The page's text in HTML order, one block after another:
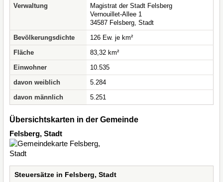
Verwaltung
Magistrat der Stadt Felsberg
Vernouillet-Allee 1
34587 Felsberg, Stadt
Bevölkerungsdichte
126 Ew. je km²
Fläche
83,32 km²
Einwohner
10.535
davon weiblich
5.284
davon männlich
5.251
Übersichtskarten in der Gemeinde
Felsberg, Stadt
Steuersätze in Felsberg, Stadt